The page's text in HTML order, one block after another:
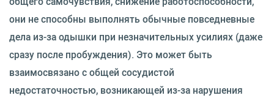
они не способны выполнять обычные повседневные
дела из-за одышки при незначительных усилиях (даже
сразу после пробуждения). Это может быть
взаимосвязано с общей сосудистой
недостаточностью, возникающей из-за нарушения